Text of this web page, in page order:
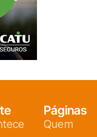
Páginas
Quem